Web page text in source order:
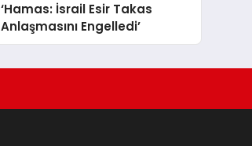
‘Hamas: İsrail Esir Takas
Anlaşmasını Engelledi’